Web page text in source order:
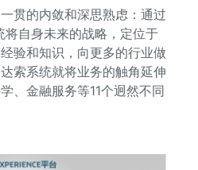
贯的内敛和深思熟虑：通过
自身未来的战略，定位于
验和知识，向更多的行业做
索系统就将业务的触角延伸
、金融服务等11个迥然不同